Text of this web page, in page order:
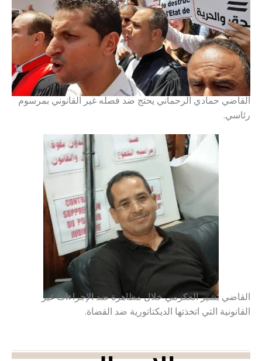
القاضي حمادي الرحماني يحتج ضد فصله غير القانوني بمرسوم
رئاسي.
القاضي بشير العكرمي خلال مظاهرة ضد الإجراءات غير
القانونية التي اتخذتها الديكتاتورية ضد القضاة.